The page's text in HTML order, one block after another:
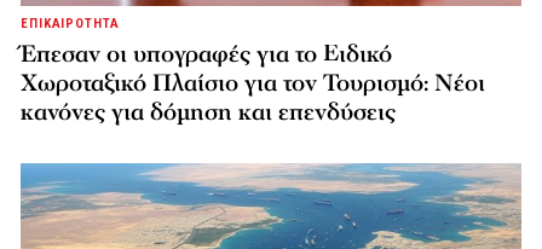
ΕΠΙΚΑΙΡΟΤΗΤΑ
Έπεσαν οι υπογραφές για το Ειδικό
Χωροταξικό Πλαίσιο για τον Τουρισμό: Νέοι
κανόνες για δόμηση και επενδύσεις